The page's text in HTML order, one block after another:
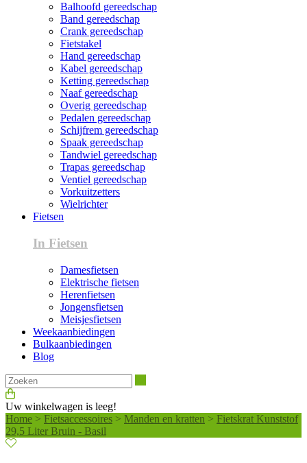
Balhoofd gereedschap
Band gereedschap
Crank gereedschap
Fietstakel
Hand gereedschap
Kabel gereedschap
Ketting gereedschap
Naaf gereedschap
Overig gereedschap
Pedalen gereedschap
Schijfrem gereedschap
Spaak gereedschap
Tandwiel gereedschap
Trapas gereedschap
Ventiel gereedschap
Vorkuitzetters
Wielrichter
Fietsen
In Fietsen
Damesfietsen
Elektrische fietsen
Herenfietsen
Jongensfietsen
Meisjesfietsen
Weekaanbiedingen
Bulkaanbiedingen
Blog
Uw winkelwagen is leeg!
Home > Fietsaccessoires > Manden en kratten > Fietskrat Kunststof
29,5 Liter Bruin - Basil